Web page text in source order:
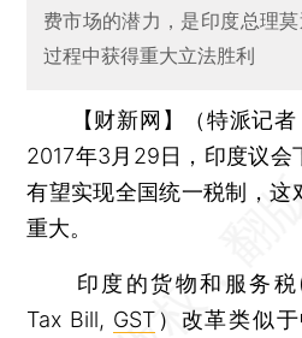
费市场的潜力，是印度总理
过程中获得重大立法胜利
【财新网】（特派记
2017年3月29日，印度议会
有望实现全国统一税制，这
重大。
印度的货物和服务税
Tax Bill, GST）改革类似